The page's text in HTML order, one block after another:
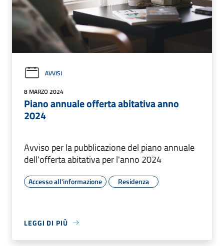
AVVISI
8 MARZO 2024
Piano annuale offerta abitativa anno
2024
Avviso per la pubblicazione del piano annuale
dell'offerta abitativa per l'anno 2024
Accesso all'informazione Residenza
LEGGI DI PIÙ